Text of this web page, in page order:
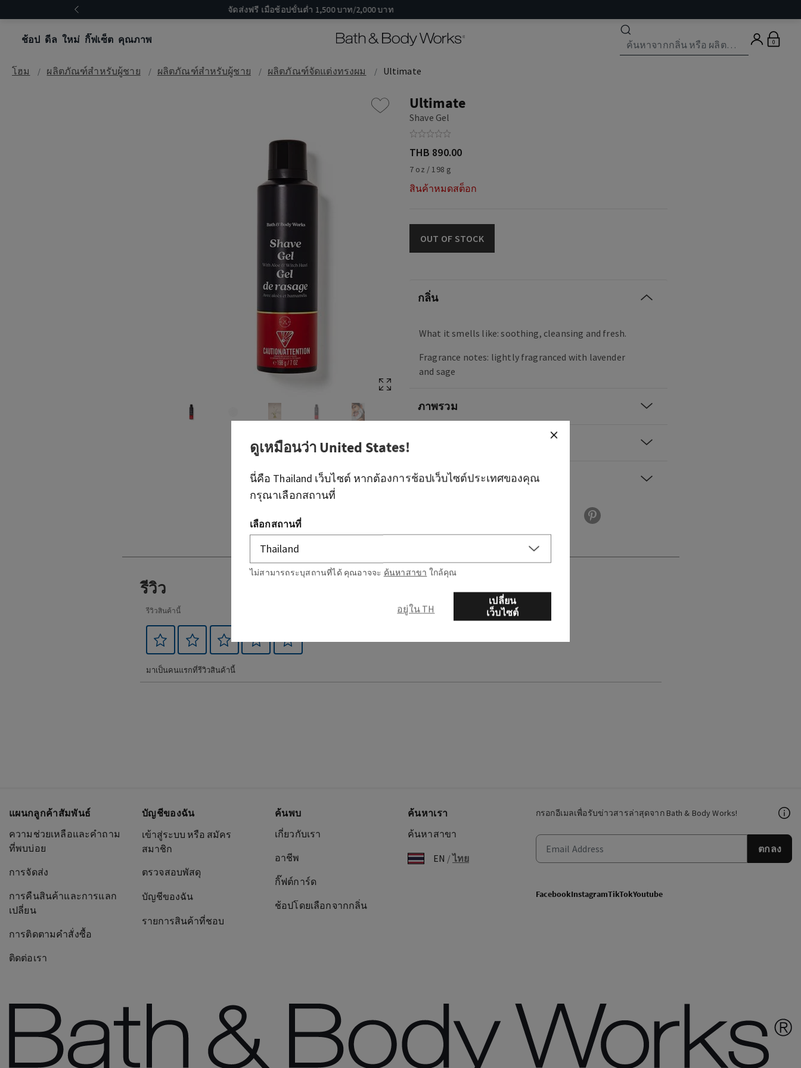
🚀💫 พร้อมสำหรับภารกิจครั้งใหม่แล้วหรือยัง? ร่วมค้นพบไอเทมชิ้นสำคัญระดับกาแล็กซีได้แล้ว
ช้อป ดีล ใหม่ กิ๊ฟเซ็ต คุณภาพ 0
โฮม ผลิตภัณฑ์สำหรับผู้ชาย ผลิตภัณฑ์สำหรับผู้ชาย ผลิตภัณฑ์จัดแต่งทรงผม Ultimate
Ultimate
Shave Gel
THB 890.00
7 oz / 198 g
สินค้าหมดสต็อก
OUT OF STOCK
กลิ่น
What it smells like: soothing, cleansing and fresh.
Fragrance notes: lightly fragranced with lavender
and sage
ภาพรวม
ส่วนผสม
รีวิว
รีวิวสินค้านี้
มาเป็นคนแรกที่รีวิวสินค้านี้
กรอกอีเมลเพื่อรับข่าวสารล่าสุดจาก Bath & Body Works!
ตกลง
FacebookInstagramTikTokYoutube
แผนกลูกค้าสัมพันธ์
ความช่วยเหลือและคำถาม
ที่พบบ่อย
การจัดส่ง
การคืนสินค้าและการแลก
เปลี่ยน
การติดตามคำสั่งซื้อ
ติดต่อเรา
บัญชีของฉัน
เข้าสู่ระบบ หรือ สมัคร
สมาชิก
ตรวจสอบพัสดุ
บัญชีของฉัน
รายการสินค้าที่ชอบ
ค้นพบ
เกี่ยวกับเรา
อาชีพ
กิ๊ฟต์การ์ด
ช้อปโดยเลือกจากกลิ่น
ค้นหาเรา
ค้นหาสาขา
EN /ไทย
ดูเหมือนว่าUnited States!
นี่คือ Thailand เว็บไซต์ หากต้องการช้อปเว็บไซต์ประเทศของคุณ
กรุณาเลือกสถานที่
เลือกสถานที่
ไม่สามารถระบุสถานที่ได้ คุณอาจจะ ค้นหาสาขา ใกล้คุณ
อยู่ใน TH
เปลี่ยน
เว็บไซต์